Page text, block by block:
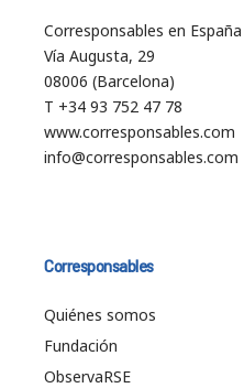
Corresponsables en España
Vía Augusta, 29
08006 (Barcelona)
T +34 93 752 47 78
www.corresponsables.com
info@corresponsables.com
Corresponsables
Quiénes somos
Fundación
ObservaRSE